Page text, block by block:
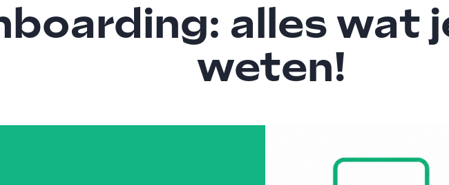
alles wat
weten!